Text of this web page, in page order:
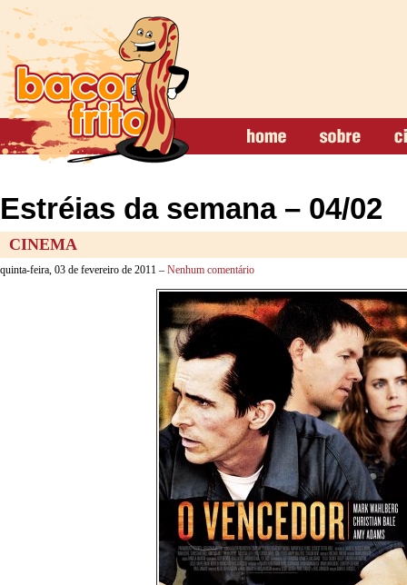
Estréias da semana – 04/02
CINEMA
quinta-feira, 03 de fevereiro de 2011 – Nenhum comentário